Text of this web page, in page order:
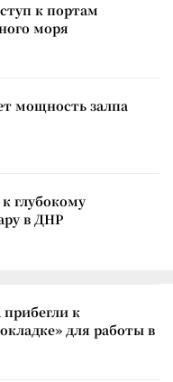
к портам
моря
мощность залпа
глубокому
в ДНР
к
для работы в